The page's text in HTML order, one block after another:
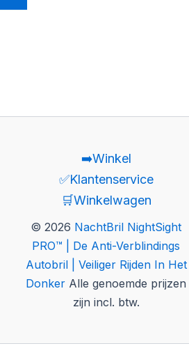
➡️Winkel
✅Klantenservice
🛒Winkelwagen
© 2026 NachtBril NightSight
PRO™ | De Anti-Verblindings
Autobril | Veiliger Rijden In Het
Donker Alle genoemde prijzen
zijn incl. btw.